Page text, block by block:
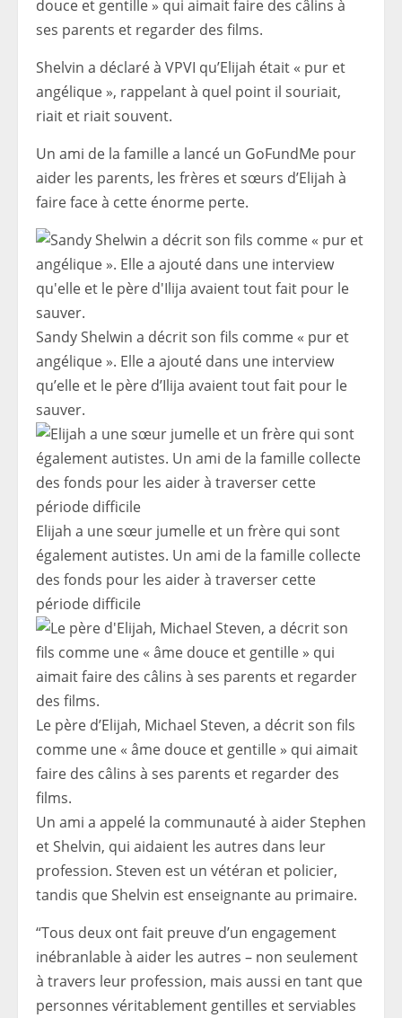
douce et gentille » qui aimait faire des câlins à
ses parents et regarder des films.
Shelvin a déclaré à VPVI qu’Elijah était « pur et
angélique », rappelant à quel point il souriait,
riait et riait souvent.
Un ami de la famille a lancé un GoFundMe pour
aider les parents, les frères et sœurs d’Elijah à
faire face à cette énorme perte.
Sandy Shelwin a décrit son fils comme « pur et
angélique ». Elle a ajouté dans une interview
qu’elle et le père d’Ilija avaient tout fait pour le
sauver.
Elijah a une sœur jumelle et un frère qui sont
également autistes. Un ami de la famille collecte
des fonds pour les aider à traverser cette
période difficile
Le père d’Elijah, Michael Steven, a décrit son fils
comme une « âme douce et gentille » qui aimait
faire des câlins à ses parents et regarder des
films.
Un ami a appelé la communauté à aider Stephen
et Shelvin, qui aidaient les autres dans leur
profession. Steven est un vétéran et policier,
tandis que Shelvin est enseignante au primaire.
“Tous deux ont fait preuve d’un engagement
inébranlable à aider les autres – non seulement
à travers leur profession, mais aussi en tant que
personnes véritablement gentilles et serviables